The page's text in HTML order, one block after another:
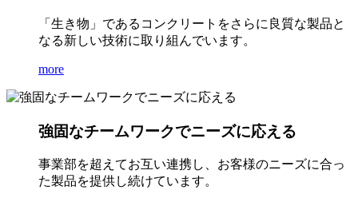
「生き物」であるコンクリートをさらに良質な製品と
なる新しい技術に取り組んでいます。
more
強固なチームワークでニーズに応える
事業部を超えてお互い連携し、お客様のニーズに合っ
た製品を提供し続けています。